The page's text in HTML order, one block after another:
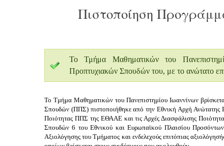
Πιστοποίηση
Το Τμήμα Μαθηματικών του
Προπτυχιακών Σπουδών του, με το ανώτατο
Το Τμήμα Μαθηματικών του Πανεπιστημίου Ιωαννίνων
Σπουδών (ΠΠΣ) πιστοποιήθηκε από την Εθνική Αρχή Ανώτατης
Ποιότητας ΠΠΣ της ΕΘΑΑΕ και τις Αρχές Διασφάλισης
Σπουδών 6 του Εθνικού και Ευρωπαϊκού Πλαισίου
Αξιολόγησης του Τμήματος και ενδελεχούς επιτόπιας